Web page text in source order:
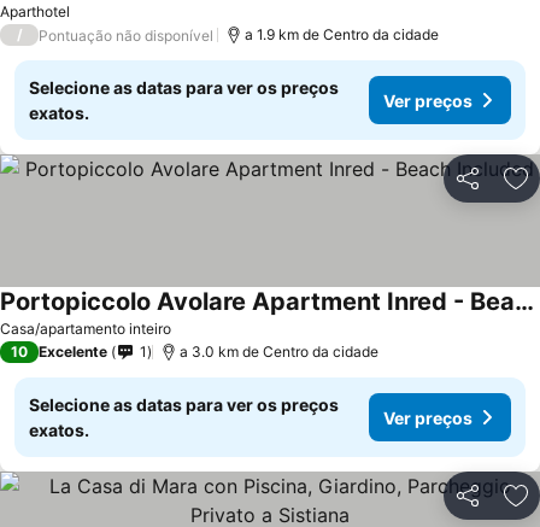
Aparthotel
/ Pontuação não disponível a 1.9 km de Centro da cidade
Selecione as datas para ver os preços
exatos.
Ver preços
Partilhar
Casa/apartamento inteiro
Portopiccolo Avolare Apartment Inred - Beach Included
Ver preços
10 Excelente 1 a 3.0 km de Centro da cidade
Selecione as datas para ver os preços
exatos.
Ver preços
Partilhar